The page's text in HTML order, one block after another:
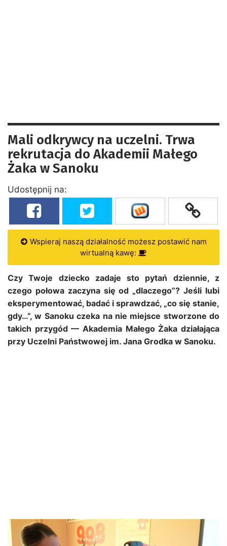
Mali odkrywcy na uczelni. Trwa
rekrutacja do Akademii Małego
Żaka w Sanoku
Udostępnij na:
Wspieraj naszą działalność możesz postawić nam
wirtualną kawę:
Czy Twoje dziecko zadaje sto pytań dziennie, z
czego połowa zaczyna się od „dlaczego”? Jeśli lubi
eksperymentować, badać i sprawdzać, „co się stanie,
gdy…”, w Sanoku czeka na nie miejsce stworzone do
takich przygód — Akademia Małego Żaka działająca
przy Uczelni Państwowej im. Jana Grodka w Sanoku.